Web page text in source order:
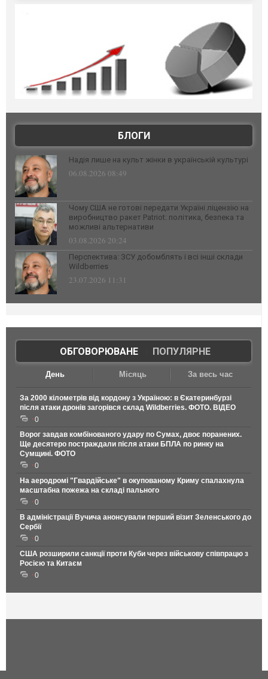
БЛОГИ
Надія лише на культ жінки в українській культурі
06.08.2026 08:49
Чому США не готові передати Україні ліцензію на
виробництво ракет Patriot: політика, безпека та
можливі альтернативи
03.08.2026 20:24
Перспектива: ЗСУ добомблять і всі інші склади
Wildberries
23.07.2026 11:31
ОБГОВОРЮВАНЕ| ПОПУЛЯРНЕ
День Місяць За весь час
За 2000 кілометрів від кордону з Україною: в Єкатеринбурзі
після атаки дронів загорівся склад Wildberries. ФОТО. ВІДЕО
0
Ворог завдав комбінованого удару по Сумах, двоє поранених.
Ще десятеро постраждали після атаки БПЛА по ринку на
Сумщині. ФОТО
0
На аеродромі "Гвардійське" в окупованому Криму спалахнула
масштабна пожежа на складі пального
0
В адміністрації Вучича анонсували перший візит Зеленського до
Сербії
0
США розширили санкції проти Куби через військову співпрацю з
Росією та Китаєм
0